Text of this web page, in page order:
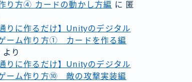
り方④ カードの動かし方編 に 匿
りに作るだけ】Unityのデジタル
ーム作り方① カードを作る編
より
りに作るだけ】Unityのデジタル
ーム作り方⑩ 敵の攻撃実装編